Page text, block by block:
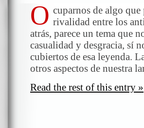
O cuparnos de algo que
rivalidad entre los
atrás, parece un tema que
casualidad y desgracia, sí
cubiertos de esa leyenda.
otros aspectos de nuestra
Read the rest of this entry »